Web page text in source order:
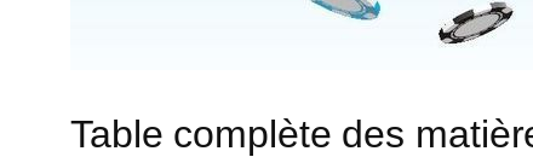
Table complète des